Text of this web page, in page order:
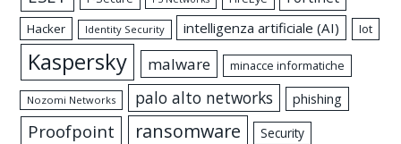
Hacker Identity Security intelligenza artificiale (AI) Iot
Kaspersky malware minacce informatiche
Nozomi Networks palo alto networks phishing
Proofpoint ransomware Security